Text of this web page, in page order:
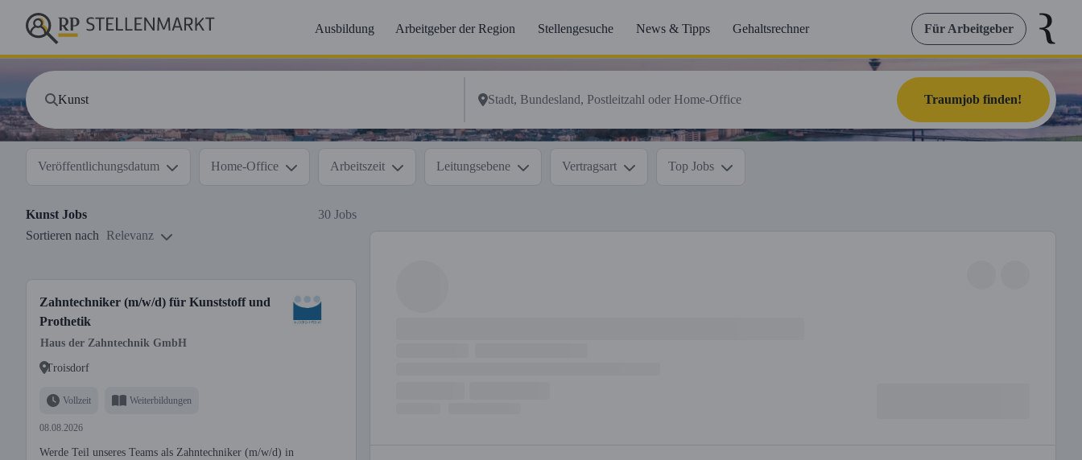
Ausbildung Arbeitgeber der Region Stellengesuche News & Tipps Gehaltsrechner Für Arbeitgeber
Traumjob finden!
Veröffentlichungsdatum Home-Office Arbeitszeit Leitungsebene Vertragsart Top Jobs
Kunst Jobs
30 Jobs
Sortieren nach
Relevanz
Zahntechniker (m/w/d) für Kunststoff und
Prothetik
Haus der Zahntechnik GmbH
Troisdorf
Vollzeit Weiterbildungen
08.08.2026
Werde Teil unseres Teams als Zahntechniker (m/w/d) in